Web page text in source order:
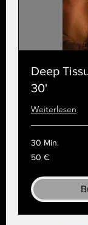
Deep
30'
Weiterlesen
30 Min.
50
Euro
50 €